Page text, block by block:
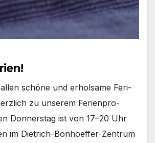
schö­ne und erhol­sa­me Feri­
zu unse­rem Feri­en­pro­
Don­ners­tag ist von 17–20 Uhr
im Dietrich-Bonhoeffer-Zentrum